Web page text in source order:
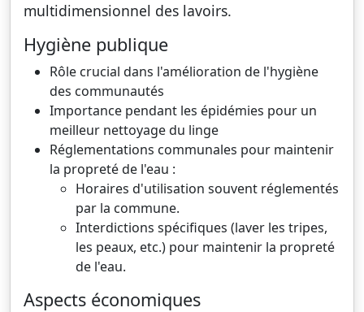
multidimensionnel des lavoirs.
Hygiène publique
Rôle crucial dans l'amélioration de l'hygiène
des communautés
Importance pendant les épidémies pour un
meilleur nettoyage du linge
Réglementations communales pour maintenir
la propreté de l'eau :
Horaires d'utilisation souvent réglementés
par la commune.
Interdictions spécifiques (laver les tripes,
les peaux, etc.) pour maintenir la propreté
de l'eau.
Aspects économiques